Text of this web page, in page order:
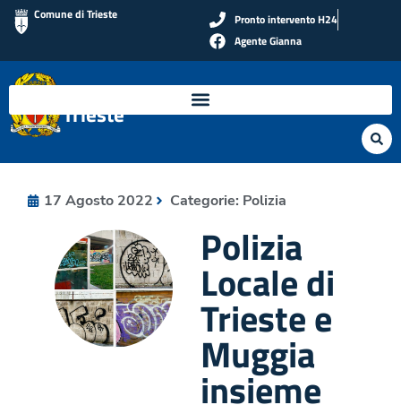
Comune di Trieste
Pronto intervento H24
Agente Gianna
Polizia Locale di
Trieste
17 Agosto 2022 Categorie: Polizia
Polizia
Locale di
Trieste e
Muggia
insieme